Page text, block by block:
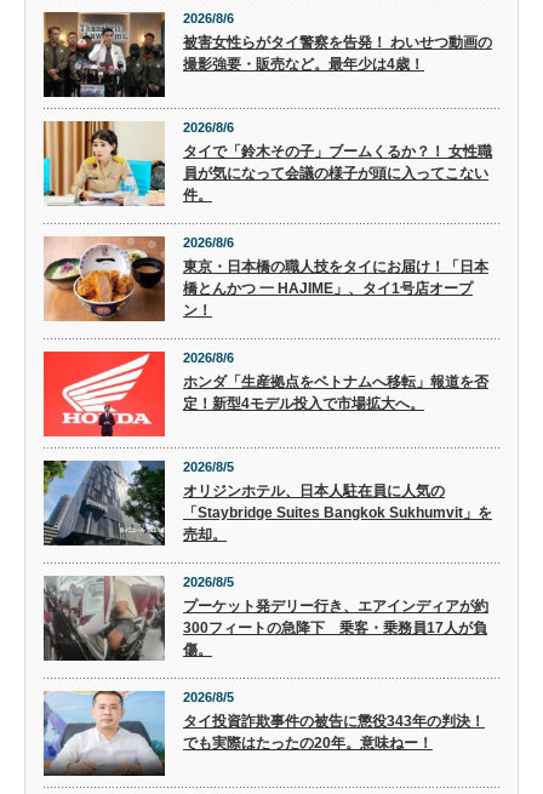
2026/8/6
被害女性らがタイ警察を告発！ わいせつ動画の
撮影強要・販売など。最年少は4歳！
2026/8/6
タイで「鈴木その子」ブームくるか？！ 女性職
員が気になって会議の様子が頭に入ってこない
件。
2026/8/6
東京・日本橋の職人技をタイにお届け！「日本
橋とんかつ 一 HAJIME」、タイ1号店オープ
ン！
2026/8/6
ホンダ「生産拠点をベトナムへ移転」報道を否
定！新型4モデル投入で市場拡大へ。
2026/8/5
オリジンホテル、日本人駐在員に人気の
「Staybridge Suites Bangkok Sukhumvit」を
売却。
2026/8/5
プーケット発デリー行き、エアインディアが約
300フィートの急降下 乗客・乗務員17人が負
傷。
2026/8/5
タイ投資詐欺事件の被告に懲役343年の判決！
でも実際はたったの20年。意味ねー！